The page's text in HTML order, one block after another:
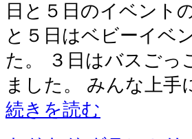
日と５日のイベント
と５日はベビーイベ
た。 ３日はバスごっ
ました。 みんな上
続きを読む